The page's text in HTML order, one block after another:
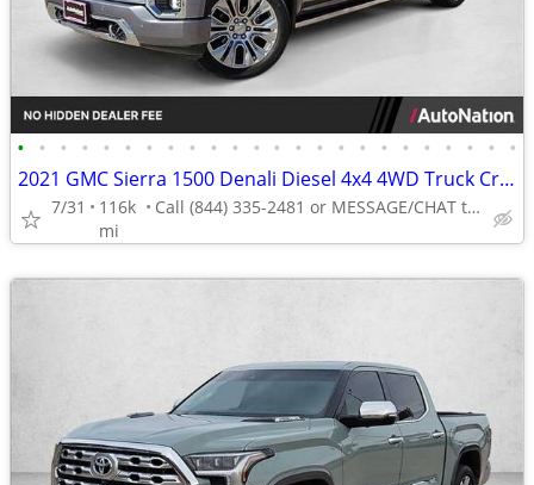
• • • • • • • • • • • • • • • • • • • • • • • •
2021 GMC Sierra 1500 Denali Diesel 4x4 4WD Truck Crew cab AUTONATION
7/31
116k
mi
Call (844) 335-2481 or MESSAGE/CHAT to confirm availability